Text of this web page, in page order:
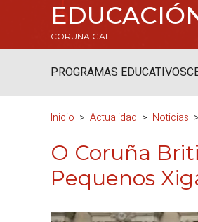
CORUNA.GAL
PROGRAMAS EDUCATIVOS
Inicio Actualidad Noticias
O Coruña
Pequenos